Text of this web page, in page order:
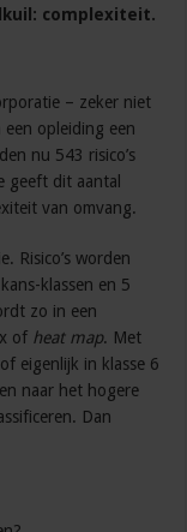
complexiteit.
– zeker niet
opleiding een
nu 543 risico’s
geeft dit aantal
van omvang.
Risico’s worden
klassen en 5
zo in een
of heat map. Met
eigenlijk in klasse 6
naar het hogere
Dan